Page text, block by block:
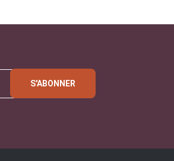
S'ABONNER